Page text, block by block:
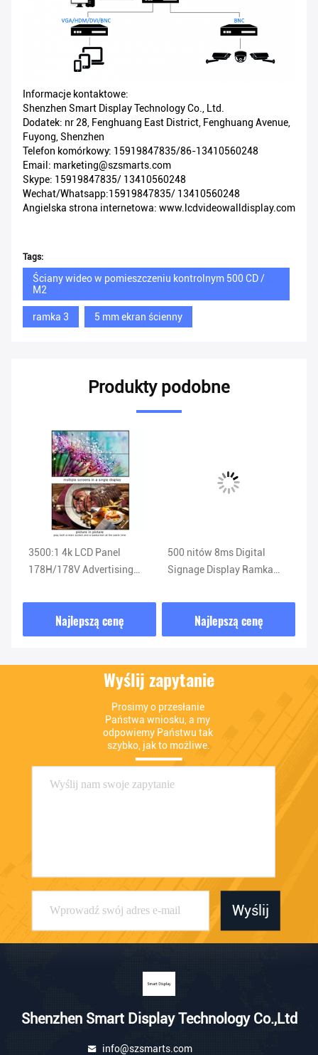
Informacje kontaktowe:
Shenzhen Smart Display Technology Co., Ltd.
Dodatek: nr 28, Fenghuang East District, Fenghuang Avenue,
Fuyong, Shenzhen
Telefon komórkowy: 15919847835/86-13410560248
Email: marketing@szsmarts.com
Skype: 15919847835/ 13410560248
Wechat/Whatsapp:15919847835/ 13410560248
Angielska strona internetowa: www.lcdvideowalldisplay.com
Tags:
Ściany wideo w pomieszczeniu kontrolnym 500 CD /
M2
ramka 3 5 mm ekran ścienny
Produkty podobne
3500:1 4k LCD Panel
178H/178V Advertising
Najlepszą cenę
500 nitów 8ms Digital
Signage Display Ramka
podłogowym 3,5 mm
Najlepszą cenę
Wyślij zapytanie
Prosimy o przesłanie
Państwa wniosku, a my
odpowiemy Państwu tak
szybko, jak to możliwe.
Wyślij
Shenzhen Smart Display Technology Co.,Ltd
info@szsmarts.com